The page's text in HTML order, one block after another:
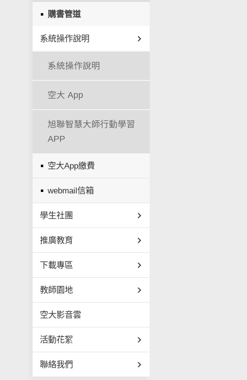
購書管道
系統操作說明
系統操作說明
空大 App
旭聯智慧大師行動學習
APP
空大App繳費
webmail信箱
學生社團
推廣教育
下載專區
教師園地
空大影音雲
活動花絮
聯絡我們